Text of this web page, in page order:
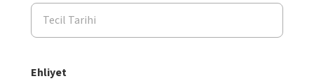
Ehliyet